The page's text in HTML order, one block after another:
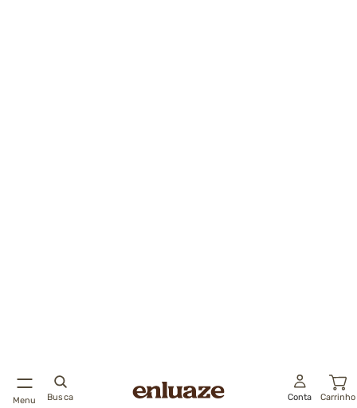
Menu Busca Conta Carrinho